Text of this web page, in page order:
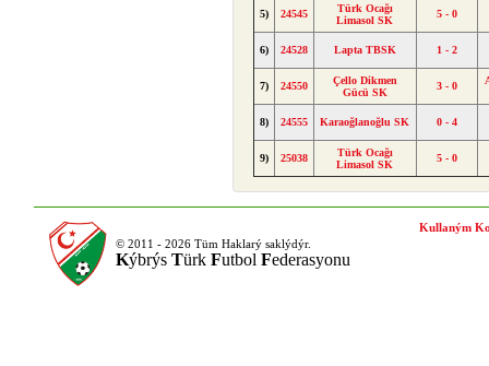
5) 24545
Türk Ocağı
Limasol SK
5 - 0
6) 24528 Lapta TBSK 1 - 2
7) 24550
Çello Dikmen
Gücü SK
3 - 0
8) 24555 Karaoğlanoğlu SK 0 - 4
9) 25038
Türk Ocağı
Limasol SK
5 - 0
© 2011 - 2026 Tüm Haklarý saklýdýr.
Kýbrýs Türk Futbol Federasyonu
Kullaným